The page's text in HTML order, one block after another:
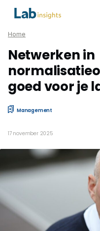
Home
Netwerken in
goed voor je
Management
17 november 2025